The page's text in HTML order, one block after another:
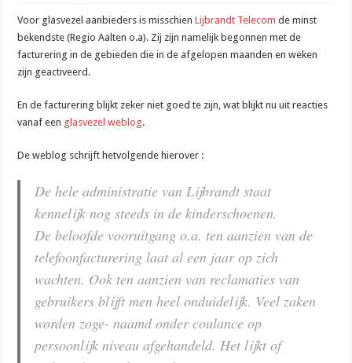
Facturering
bij
Lijbrandt?
Voor glasvezel aanbieders is misschienLijbrandt Telecom de minst
bekendste (Regio Aalten o.a). Zij zijn namelijk begonnen met de
facturering in de gebieden die in de afgelopen maanden en weken
zijn geactiveerd.
En de facturering blijkt zeker niet goed te zijn, wat blijkt nu uit reacties
vanaf een glasvezel weblog.
De weblog schrijft hetvolgende hierover :
De hele administratie van Lijbrandt staat
kennelijk nog steeds in de kinderschoenen.
De beloofde vooruitgang o.a. ten aanzien van de
telefoonfacturering laat al een jaar op zich
wachten. Ook ten aanzien van reclamaties van
gebruikers blijft men heel onduidelijk. Veel zaken
worden zoge- naamd onder coulance op
persoonlijk niveau afgehandeld. Het lijkt of